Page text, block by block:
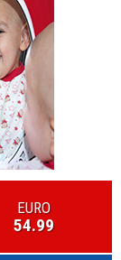
EURO
54.99